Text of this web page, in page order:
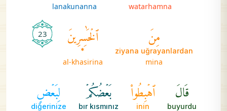
watarhamna
lanakunanna
مِنَ
ziyana uğrayanlardan
mina
ٱلۡخَٰسِرِينَ
*
al-khasirina
23
قَالَ
buyurdu
ٱهۡبِطُواْ
inin
بَعۡضُكُمۡ
bır kısmınız
لِبَعۡضٍ
diğerinize